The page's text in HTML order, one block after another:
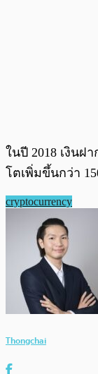
ในปี 2018 เงินฝ
โตเพิ่มขึ้นกว่า
cryptocurrency
Thongchai